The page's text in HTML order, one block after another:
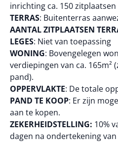
inrichting ca. 150 zitplaatsen
TERRAS: Buitenterras
AANTAL ZITPLAATSEN
LEGES: Niet van toepassing
WONING: Bovengelegen
verdiepingen van ca. 165m²
pand).
OPPERVLAKTE: De totale
PAND TE KOOP: Er zijn
aan te kopen.
ZEKERHEIDSTELLING: 10%
dagen na ondertekening